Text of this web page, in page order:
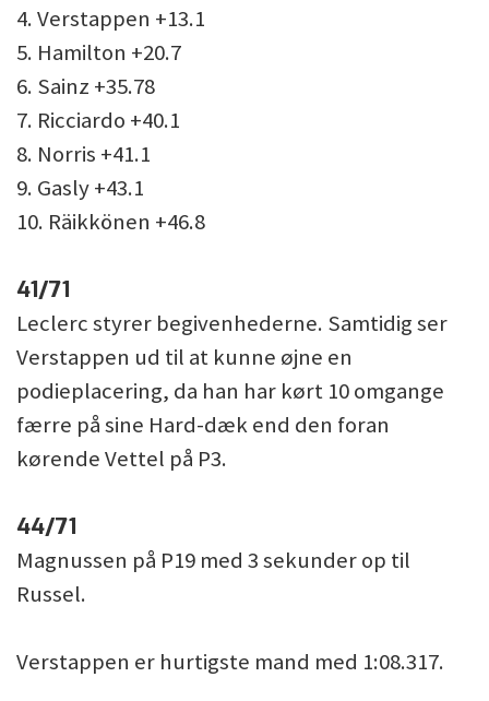
4. Verstappen +13.1
5. Hamilton +20.7
6. Sainz +35.78
7. Ricciardo +40.1
8. Norris +41.1
9. Gasly +43.1
10. Räikkönen +46.8
41/71
Leclerc styrer begivenhederne. Samtidig ser
Verstappen ud til at kunne øjne en
podieplacering, da han har kørt 10 omgange
færre på sine Hard-dæk end den foran
kørende Vettel på P3.
44/71
Magnussen på P19 med 3 sekunder op til
Russel.
Verstappen er hurtigste mand med 1:08.317.